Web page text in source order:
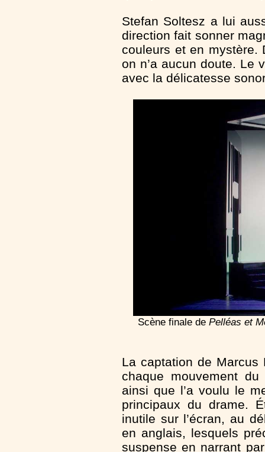
Stefan Soltesz a lui
direction fait sonner
couleurs et en mystère.
on n’a aucun doute. Le
avec la délicatesse
Scène finale de Pelléas et
La captation de Marcus
chaque mouvement
ainsi que l’a voulu le
principaux du drame.
inutile sur l’écran, au
en anglais, lesquels
suspense en narrant